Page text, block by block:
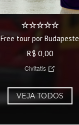
Free tour por Budapeste
R$ 0,00
Civitatis
VEJA TODOS